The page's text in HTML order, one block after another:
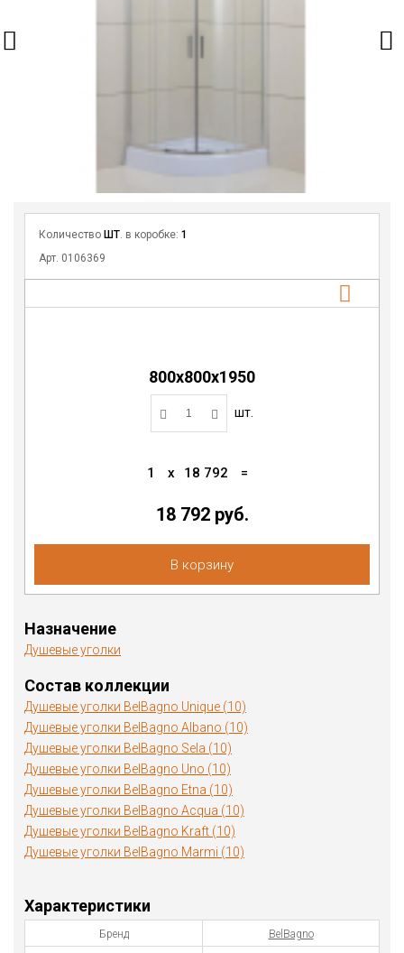
Количество ШТ. в коробке: 1
Арт. 0106369
800х800х1950
шт.
1 x 18 792 =
18 792 руб.
В корзину
Назначение
Душевые уголки
Состав коллекции
Душевые уголки BelBagno Unique (10)
Душевые уголки BelBagno Albano (10)
Душевые уголки BelBagno Sela (10)
Душевые уголки BelBagno Uno (10)
Душевые уголки BelBagno Etna (10)
Душевые уголки BelBagno Acqua (10)
Душевые уголки BelBagno Kraft (10)
Душевые уголки BelBagno Marmi (10)
Характеристики
Бренд BelBagno